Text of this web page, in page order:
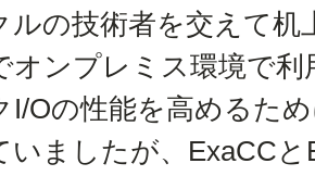
ルの技術者を交えて
オンプレミス環境で利
I/Oの性能を高めるた
いましたが、ExaCC